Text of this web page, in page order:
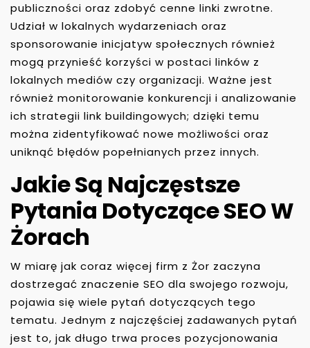
publiczności oraz zdobyć cenne linki zwrotne.
Udział w lokalnych wydarzeniach oraz
sponsorowanie inicjatyw społecznych również
mogą przynieść korzyści w postaci linków z
lokalnych mediów czy organizacji. Ważne jest
również monitorowanie konkurencji i analizowanie
ich strategii link buildingowych; dzięki temu
można zidentyfikować nowe możliwości oraz
uniknąć błędów popełnianych przez innych.
Jakie Są Najczęstsze
Pytania Dotyczące SEO W
Żorach
W miarę jak coraz więcej firm z Żor zaczyna
dostrzegać znaczenie SEO dla swojego rozwoju,
pojawia się wiele pytań dotyczących tego
tematu. Jednym z najczęściej zadawanych pytań
jest to, jak długo trwa proces pozycjonowania